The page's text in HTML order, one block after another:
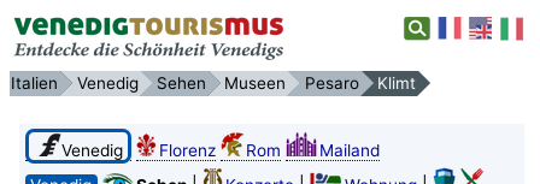
Italien Venedig Sehen Museen Pesaro Klimt
Venedig Florenz Rom
Mailand